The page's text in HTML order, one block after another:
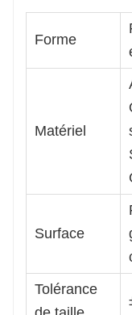
Forme
Matériel
Surface
Tolérance